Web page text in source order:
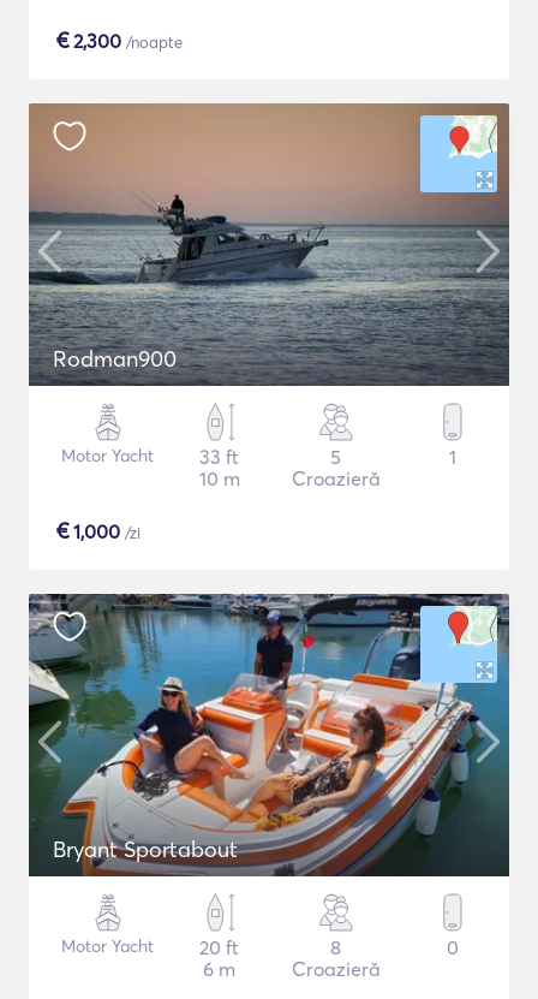
€2,300 /noapte
Rodman900
Motor Yacht
33 ft
10 m
5
Croazieră
1
€1,000 /zi
Bryant Sportabout
Motor Yacht
20 ft
6 m
8
Croazieră
0